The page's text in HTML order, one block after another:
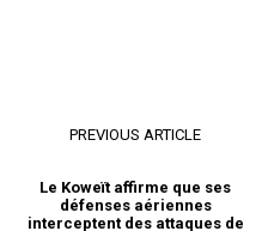
PREVIOUS ARTICLE
Le Koweït affirme que ses
défenses aériennes
interceptent des attaques de